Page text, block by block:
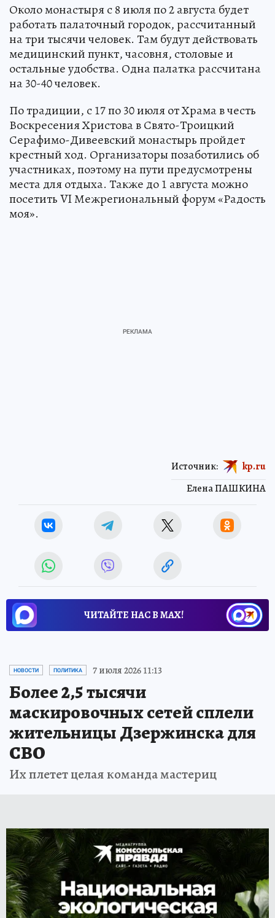
Около монастыря с 8 июля по 2 августа будет
работать палаточный городок, рассчитанный
на три тысячи человек. Там будут действовать
медицинский пункт, часовня, столовые и
остальные удобства. Одна палатка рассчитана
на 30-40 человек.
По традиции, с 17 по 30 июля от Храма в честь
Воскресения Христова в Свято-Троицкий
Серафимо-Дивеевский монастырь пройдет
крестный ход. Организаторы позаботились об
участниках, поэтому на пути предусмотрены
места для отдыха. Также до 1 августа можно
посетить VI Межрегиональный форум «Радость
моя».
Елена ПАШКИНА
Источник: kp.ru
ЧИТАЙТЕ НАС В МАХ!
НОВОСТИ ПОЛИТИКА 7 июля 2026 11:13
Более 2,5 тысячи
маскировочных сетей сплели
жительницы Дзержинска для
СВО
Их плетет целая команда мастериц